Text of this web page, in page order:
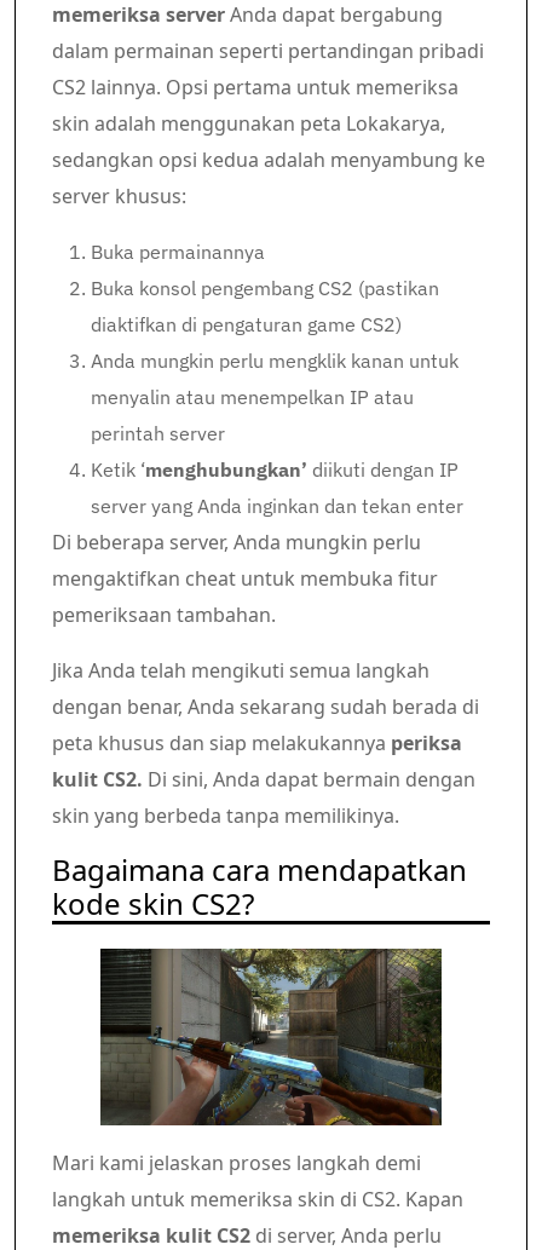
memeriksa serverAnda dapat bergabung
dalam permainan seperti pertandingan pribadi
CS2 lainnya. Opsi pertama untuk memeriksa
skin adalah menggunakan peta Lokakarya,
sedangkan opsi kedua adalah menyambung ke
server khusus:
Buka permainannya
Buka konsol pengembang CS2 (pastikan
diaktifkan di pengaturan game CS2)
Anda mungkin perlu mengklik kanan untuk
menyalin atau menempelkan IP atau
perintah server
Ketik ‘menghubungkan’ diikuti dengan IP
server yang Anda inginkan dan tekan enter
Di beberapa server, Anda mungkin perlu
mengaktifkan cheat untuk membuka fitur
pemeriksaan tambahan.
Jika Anda telah mengikuti semua langkah
dengan benar, Anda sekarang sudah berada di
peta khusus dan siap melakukannya periksa
kulit CS2. Di sini, Anda dapat bermain dengan
skin yang berbeda tanpa memilikinya.
Bagaimana cara mendapatkan
kode skin CS2?
Mari kami jelaskan proses langkah demi
langkah untuk memeriksa skin di CS2. Kapan
memeriksa kulit CS2 di server, Anda perlu